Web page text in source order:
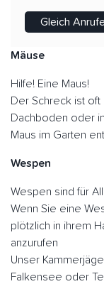
Gleich
Mäuse
Hilfe! Eine Maus!
Der Schreck ist
Dachboden oder
Maus im Garten
Wespen
Wespen sind für
Wenn Sie eine
plötzlich in ihrem
anzurufen
Unser
Falkensee oder